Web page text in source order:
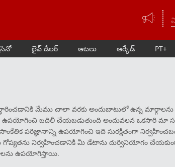
లైవ్ డీలర్ ఆటలు ఆర్కేడ్ PT+
మేము చాలా వరకు అందుబాటులో ఉన్న మార్గాలను
ఉపయోగించి బదిలీ చేయబడుతుంది అందువలన ఒకసారి మా
పరిజ్ఞానాన్ని ఉపయోగించి ఇది సురక్షితంగా
నిర్వహించడానికి మీ డేటాను దుర్వినియోగం
ఉపయోగిస్తాయి.